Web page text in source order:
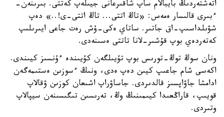
اتەشتەردىڭ بايبالام ساپ شاقىرعانى جيىلەپ كەتتى. بىرىنەن-
ءبىرى قالىسار ەمەس: «تاڭ اتتى... تاڭ اتتى-ى!..» دەپ
شۋىلداسىپ-اق جاتىر. ساتاي ەكى-ۇش رەت جاعى ايىرىلىپ
كەتەردەي بوپ قۇشىر-لانا تاتتى ەسىنەدى.
ونان سوڭ توڭ-تورىس بوپ تۇيىلگەن كۇيىندە ءۇنسىز كيىندى.
اكەسى شام جاعىپ كيىن دەپ ەدى، ونىڭ ءسوزىن ەستىمەگەن
ادامشا جاۋاپسىز قالدىردى. جاساۋراپ اشىعان كوزىن ۋقالاپ
قويىپ، قاراڭعىدا كيىمىنىڭ وڭ، تەرىسىن تىگىسىنەن سيپالاپ
وتىردى.